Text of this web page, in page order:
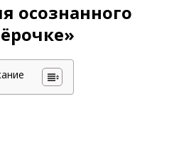
осознанного